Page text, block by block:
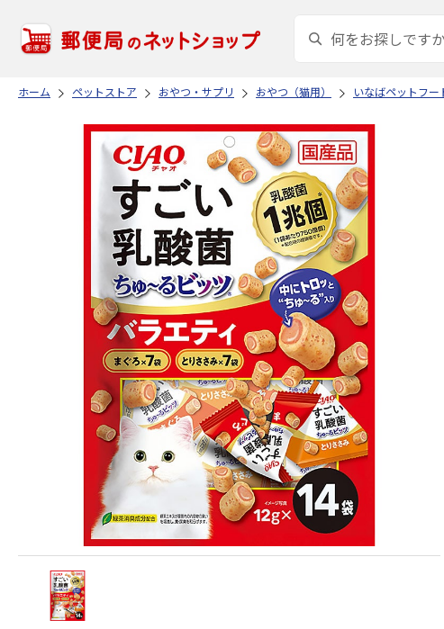
ホーム ペットストア おやつ・サプリ おやつ（猫用） いなばペットフー